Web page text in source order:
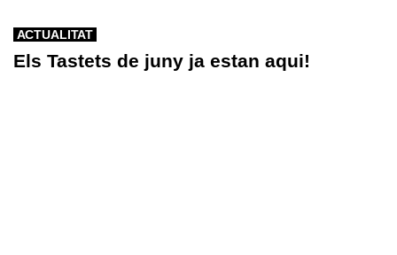
ACTUALITAT
Els Tastets de juny ja estan aqui!